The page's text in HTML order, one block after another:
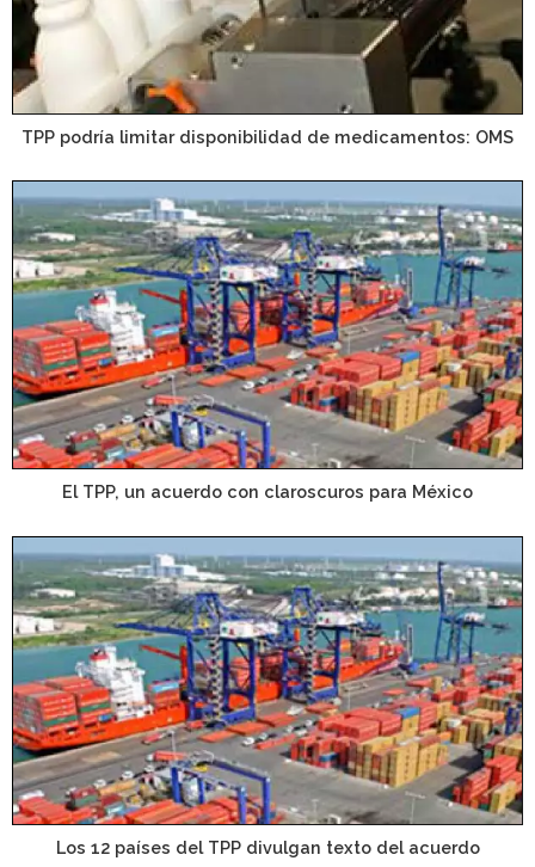
TPP podría limitar disponibilidad de medicamentos: OMS
El TPP, un acuerdo con claroscuros para México
Los 12 países del TPP divulgan texto del acuerdo